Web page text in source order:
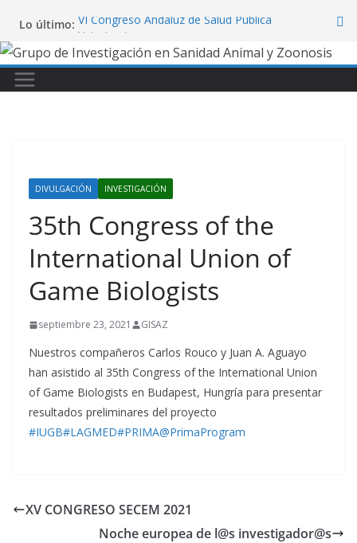
contenido
Lo último: VI Congreso Andaluz de Salud Pública
Finaliza el curso “Técnicas y
Aplicaciones de la Microscopía”
Congreso internacional “Tackling
Emerging Vector-Borne Diseases in
Europe: Building Research Networks”
DIVULGACIÓN INVESTIGACIÓN
35th Congress of the
International Union of
Game Biologists
septiembre 23, 2021 GISAZ
Nuestros compañeros Carlos Rouco y Juan A. Aguayo
han asistido al 35th Congress of the International Union
of Game Biologists en Budapest, Hungría para presentar
resultados preliminares del proyecto
#IUGB#LAGMED#PRIMA@PrimaProgram
XV CONGRESO SECEM 2021
Noche europea de l@s investigador@s